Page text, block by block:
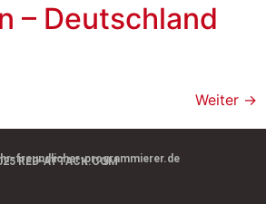
– Deutschland
Weiter →
RED-ATTACK.COM
freundlicher-programmierer.de